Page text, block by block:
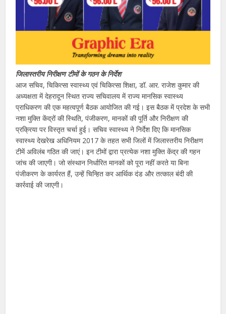
जिलास्तरीय निरीक्षण टीमों के गठन के निर्देश
आज सचिव, चिकित्सा स्वास्थ्य एवं चिकित्सा शिक्षा, डॉ. आर. राजेश कुमार की
अध्यक्षता में देहरादून स्थित राज्य सचिवालय में राज्य मानसिक स्वास्थ्य
प्राधिकरण की एक महत्वपूर्ण बैठक आयोजित की गई। इस बैठक में प्रदेश के सभी
नशा मुक्ति केंद्रों की स्थिति, पंजीकरण, मानकों की पूर्ति और निरीक्षण की
प्रक्रिया पर विस्तृत चर्चा हुई। सचिव स्वास्थ्य ने निर्देश दिए कि मानसिक
स्वास्थ्य देखरेख अधिनियम 2017 के तहत सभी जिलों में जिलास्तरीय निरीक्षण
टीमें अविलंब गठित की जाएं। इन टीमों द्वारा प्रत्येक नशा मुक्ति केंद्र की गहन
जांच की जाएगी। जो संस्थान निर्धारित मानकों को पूरा नहीं करते या बिना
पंजीकरण के कार्यरत हैं, उन्हें चिन्हित कर आर्थिक दंड और तत्काल बंदी की
कार्रवाई की जाएगी।